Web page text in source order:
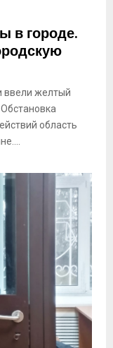
в городе.
ввели желтый
область